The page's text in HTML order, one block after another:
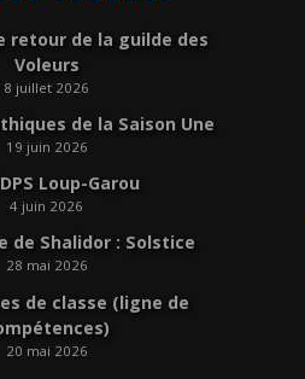
retour de la guilde des
Voleurs
8 juillet 2026
de la Saison Une
19 juin 2026
Loup-Garou
4 juin 2026
de Shalidor : Solstice
28 mai 2026
de classe (ligne de
20 mai 2026